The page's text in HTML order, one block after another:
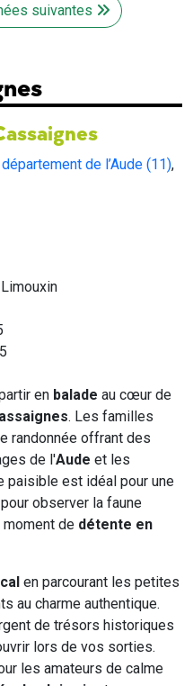
suivantes
département de l’Aude (11),
en balade au cœur de
. Les familles
randonnée offrant des
de l'Aude et les
paisible est idéal pour une
observer la faune
de détente en
en parcourant les petites
au charme authentique.
de trésors historiques
lors de vos sorties.
les amateurs de calme